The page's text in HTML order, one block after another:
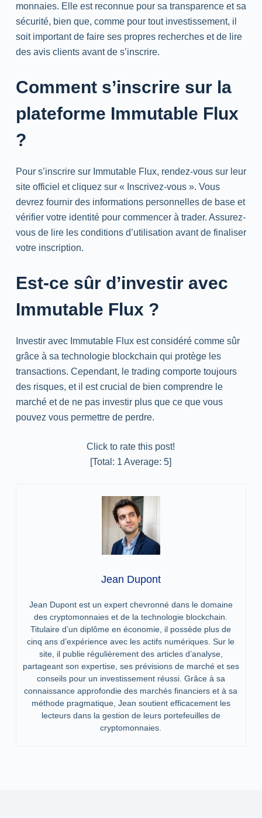
monnaies. Elle est reconnue pour sa transparence et sa
sécurité, bien que, comme pour tout investissement, il
soit important de faire ses propres recherches et de lire
des avis clients avant de s’inscrire.
Comment s’inscrire sur la
plateforme Immutable Flux
?
Pour s’inscrire sur Immutable Flux, rendez-vous sur leur
site officiel et cliquez sur « Inscrivez-vous ». Vous
devrez fournir des informations personnelles de base et
vérifier votre identité pour commencer à trader. Assurez-
vous de lire les conditions d’utilisation avant de finaliser
votre inscription.
Est-ce sûr d’investir avec
Immutable Flux ?
Investir avec Immutable Flux est considéré comme sûr
grâce à sa technologie blockchain qui protège les
transactions. Cependant, le trading comporte toujours
des risques, et il est crucial de bien comprendre le
marché et de ne pas investir plus que ce que vous
pouvez vous permettre de perdre.
Click to rate this post!
[Total: 1 Average:5]
Jean Dupont
Jean Dupont est un expert chevronné dans le domaine
des cryptomonnaies et de la technologie blockchain.
Titulaire d’un diplôme en économie, il possède plus de
cinq ans d’expérience avec les actifs numériques. Sur le
site, il publie régulièrement des articles d’analyse,
partageant son expertise, ses prévisions de marché et ses
conseils pour un investissement réussi. Grâce à sa
connaissance approfondie des marchés financiers et à sa
méthode pragmatique, Jean soutient efficacement les
lecteurs dans la gestion de leurs portefeuilles de
cryptomonnaies.